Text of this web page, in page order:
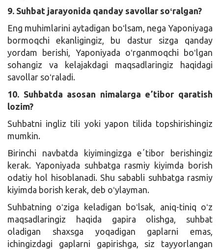
9. Suhbat jarayonida qanday savollar soʻralgan?
Eng muhimlarini aytadigan boʻlsam, nega Yaponiyaga
bormoqchi ekanligingiz, bu dastur sizga qanday
yordam berishi, Yaponiyada oʻrganmoqchi boʻlgan
sohangiz va kelajakdagi maqsadlaringiz haqidagi
savollar soʻraladi.
10. Suhbatda asosan nimalarga eʼtibor qaratish
lozim?
Suhbatni ingliz tili yoki yapon tilida topshirishingiz
mumkin.
Birinchi navbatda kiyimingizga eʼtibor berishingiz
kerak. Yaponiyada suhbatga rasmiy kiyimda borish
odatiy hol hisoblanadi. Shu sababli suhbatga rasmiy
kiyimda borish kerak, deb oʻylayman.
Suhbatning oʻziga keladigan boʻlsak, aniq-tiniq oʻz
maqsadlaringiz haqida gapira olishga, suhbat
oladigan shaxsga yoqadigan gaplarni emas,
ichingizdagi gaplarni gapirishga, siz tayyorlangan